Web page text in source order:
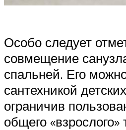
Особо следует
совмещение
спальней. Его
сантехникой
ограничив
общего «взрослого»